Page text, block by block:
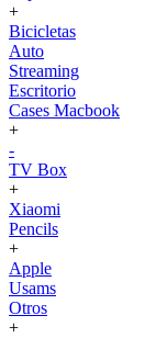
+
Bicicletas
Auto
Streaming
Escritorio
Cases Macbook
+
-
TV Box
+
Xiaomi
Pencils
+
Apple
Usams
Otros
+